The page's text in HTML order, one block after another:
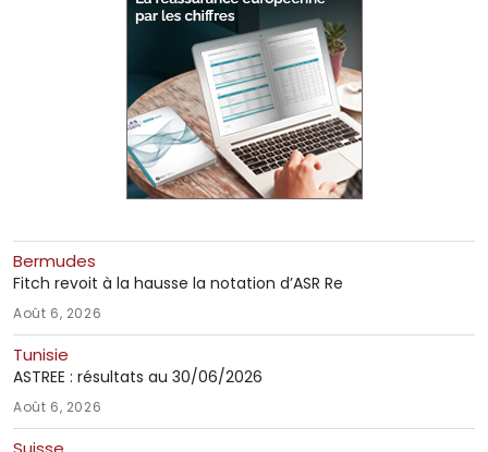
Bermudes
Fitch revoit à la hausse la notation d’ASR Re
Août 6, 2026
Tunisie
ASTREE : résultats au 30/06/2026
Août 6, 2026